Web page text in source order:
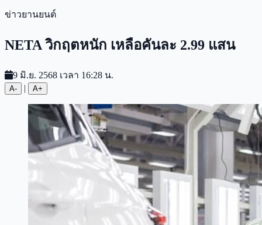
ข่าวยานยนต์
NETA วิกฤตหนัก เหลือคันละ 2.99 แสน
9 มิ.ย. 2568 เวลา 16:28 น.
A- | A+